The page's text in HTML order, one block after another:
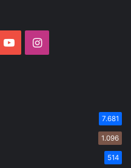
YouTubeInstagram
7.681
1.096
514